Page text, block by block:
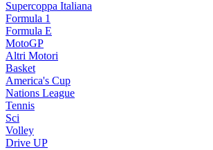
Supercoppa Italiana
Formula 1
Formula E
MotoGP
Altri Motori
Basket
America's Cup
Nations League
Tennis
Sci
Volley
Drive UP